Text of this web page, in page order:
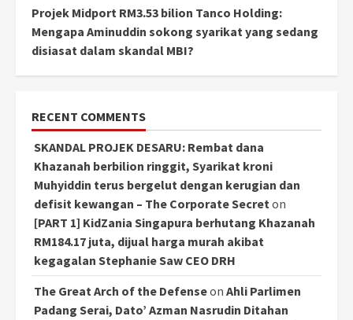
Projek Midport RM3.53 bilion Tanco Holding:
Mengapa Aminuddin sokong syarikat yang sedang
disiasat dalam skandal MBI?
RECENT COMMENTS
SKANDAL PROJEK DESARU: Rembat dana
Khazanah berbilion ringgit, Syarikat kroni
Muhyiddin terus bergelut dengan kerugian dan
defisit kewangan – The Corporate Secreton
[PART 1] KidZania Singapura berhutang Khazanah
RM184.17 juta, dijual harga murah akibat
kegagalan Stephanie Saw CEO DRH
The Great Arch of the Defenseon Ahli Parlimen
Padang Serai, Dato’ Azman Nasrudin Ditahan